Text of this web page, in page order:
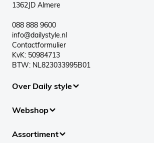
1362JD Almere
088 888 9600
info@dailystyle.nl
Contactformulier
KvK: 50984713
BTW: NL823033995B01
Over Daily style
Webshop
Assortiment